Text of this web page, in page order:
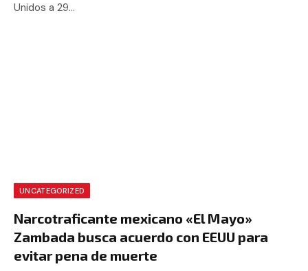
Unidos a 29…
UNCATEGORIZED
Narcotraficante mexicano «El Mayo»
Zambada busca acuerdo con EEUU para
evitar pena de muerte